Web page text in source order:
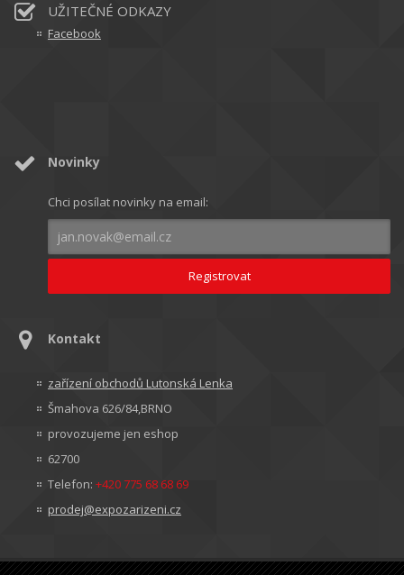
UŽITEČNÉ ODKAZY
Facebook
Novinky
Chci posílat novinky na email:
Kontakt
zařízení obchodů Lutonská Lenka
Šmahova 626/84,BRNO
provozujeme jen eshop
62700
Telefon: +420 775 68 68 69
prodej@expozarizeni.cz